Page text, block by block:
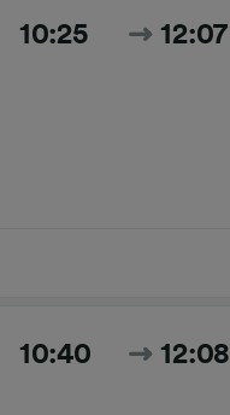
10:25 12:07
10:40 12:08